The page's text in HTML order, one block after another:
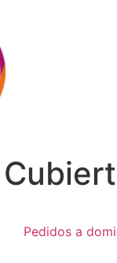
Pedidos a